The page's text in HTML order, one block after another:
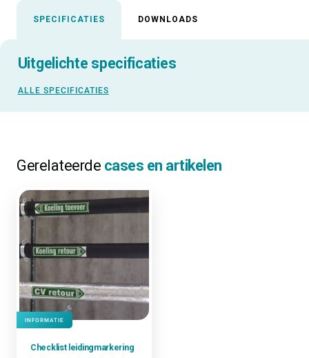
SPECIFICATIES DOWNLOADS
Uitgelichte specificaties
ALLE SPECIFICATIES
Gerelateerde cases en artikelen
INFORMATIE
Checklist leidingmarkering